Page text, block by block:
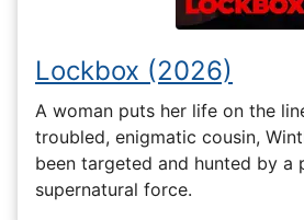
Lockbox (2026)
A woman puts her life on the
troubled, enigmatic cousin,
been targeted and hunted by a
supernatural force.